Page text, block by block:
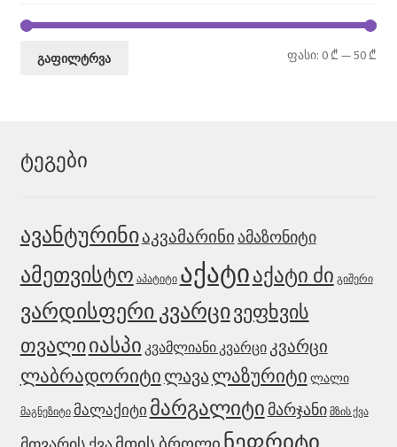
გაფილტრვა ფასი:0 ₾—50 ₾
ტეგები
ავანტურინიაკვამარინი ამაზონიტი
ამეთვისტო აპატიტი აქატიაქატი ძი გიშერი
ვარდისფერი კვარცივეფხვის
თვალიიასპი კვამლიანი კვარცი კვარცი
ლაბრადორიტი ლავალაზურიტი ლალი
მაგნეზიტი მალაქიტი მარგალიტი მარჯანი მზის ქვა
ნეფრიტი